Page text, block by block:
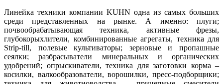
Линейка техники компании KUHN одна из самых больших
среди представленных на рынке. А именно: плуги;
почвообрабатывающая техника, активные фрезы,
глубокорыхлители, комбинированные агрегаты, техника для
Strip-till, полевые культиваторы; зерновые и пропашные
сеялки; разбрасыватели минеральных и органических
удобрений; опрыскиватели, техника для заготовки корма –
косилки, валкообразователи, ворошилки, пресс-подборщики;